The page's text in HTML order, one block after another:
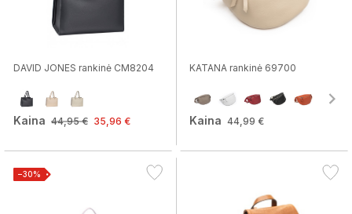
DAVID JONES rankinė CM8204
Kaina 44,95 € 35,96 €
KATANA rankinė 69700
Kaina 44,99 €
−30%